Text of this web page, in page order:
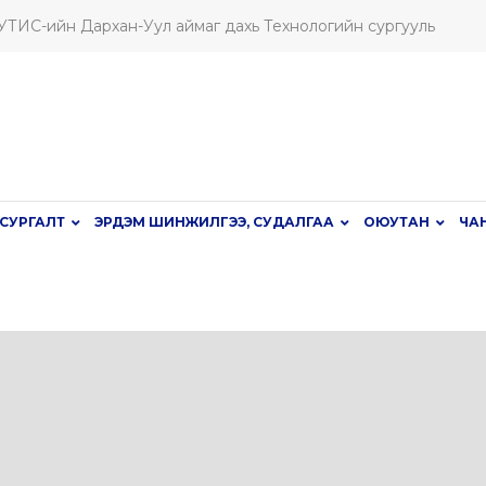
ийн Дархан-Уул аймаг дахь Технологийн сургууль
СУРГАЛТ ЭРДЭМ ШИНЖИЛГЭЭ, СУДАЛГАА ОЮУТАН